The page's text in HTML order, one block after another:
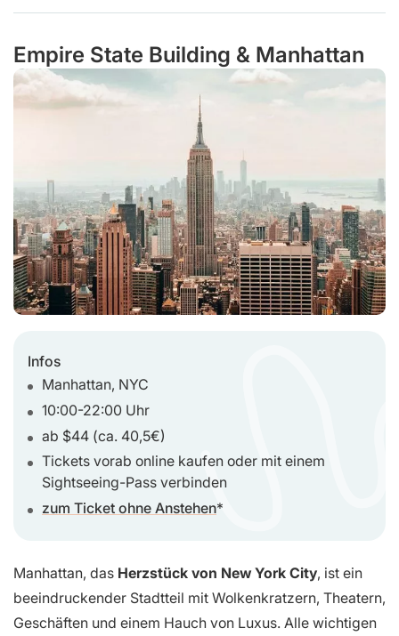
Empire State Building & Manhattan
Infos
Manhattan, NYC
10:00-22:00 Uhr
ab $44 (ca. 40,5€)
Tickets vorab online kaufen oder mit einem
Sightseeing-Pass verbinden
zum Ticket ohne Anstehen
Manhattan, das Herzstück von New York City, ist ein
beeindruckender Stadtteil mit Wolkenkratzern, Theatern,
Geschäften und einem Hauch von Luxus. Alle wichtigen